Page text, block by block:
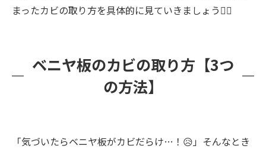
まったカビの取り方を具体的に見ていきましょう🕵️‍♂️
ベニヤ板のカビの取り方【3つ
の方法】
「気づいたらベニヤ板がカビだらけ…！😥」そんなとき